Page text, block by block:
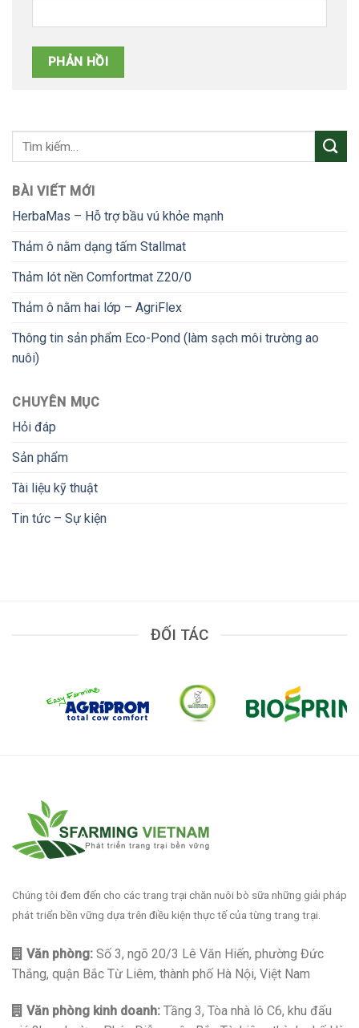
BÀI VIẾT MỚI
HerbaMas – Hỗ trợ bầu vú khỏe mạnh
Thảm ô nằm dạng tấm Stallmat
Thảm lót nền Comfortmat Z20/0
Thảm ô nằm hai lớp – AgriFlex
Thông tin sản phẩm Eco-Pond (làm sạch môi trường ao
nuôi)
CHUYÊN MỤC
Hỏi đáp
Sản phẩm
Tài liệu kỹ thuật
Tin tức – Sự kiện
ĐỐI TÁC
Chúng tôi đem đến cho các trang trại chăn nuôi bò sữa những giải pháp
phát triển bền vững dựa trên điều kiện thực tế của từng trang trại.
Văn phòng: Số 3, ngõ 20/3 Lê Văn Hiến, phường Đức
Thắng, quận Bắc Từ Liêm, thành phố Hà Nội, Việt Nam
Văn phòng kinh doanh: Tầng 3, Tòa nhà lô C6, khu đấu